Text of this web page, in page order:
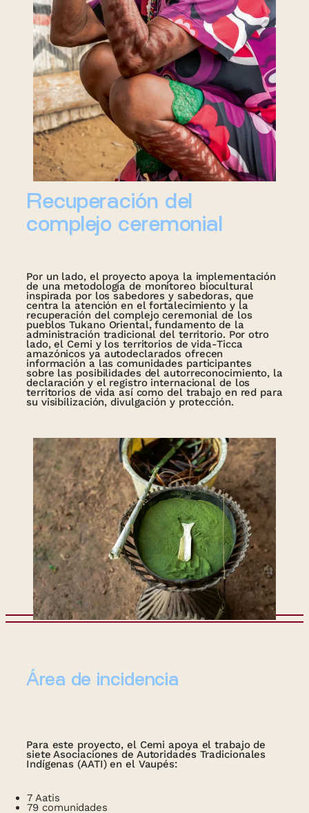
Recuperación del
complejo ceremonial
Por un lado, el proyecto apoya la implementación
de una metodología de monitoreo biocultural
inspirada por los sabedores y sabedoras, que
centra la atención en el fortalecimiento y la
recuperación del complejo ceremonial de los
pueblos Tukano Oriental, fundamento de la
administración tradicional del territorio. Por otro
lado, el Cemi y los territorios de vida-Ticca
amazónicos ya autodeclarados ofrecen
información a las comunidades participantes
sobre las posibilidades del autorreconocimiento, la
declaración y el registro internacional de los
territorios de vida así como del trabajo en red para
su visibilización, divulgación y protección.
Área de incidencia
Para este proyecto, el Cemi apoya el trabajo de
siete Asociaciones de Autoridades Tradicionales
Indígenas (AATI) en el Vaupés:
7 Aatis
79 comunidades